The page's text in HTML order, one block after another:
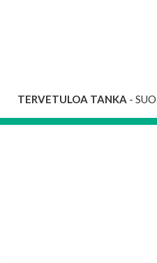
TERVETULOA TANKA -